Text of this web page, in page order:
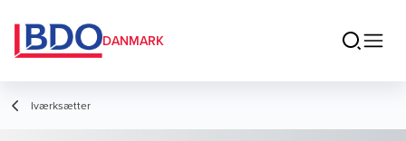
DANMARK
Iværksætter